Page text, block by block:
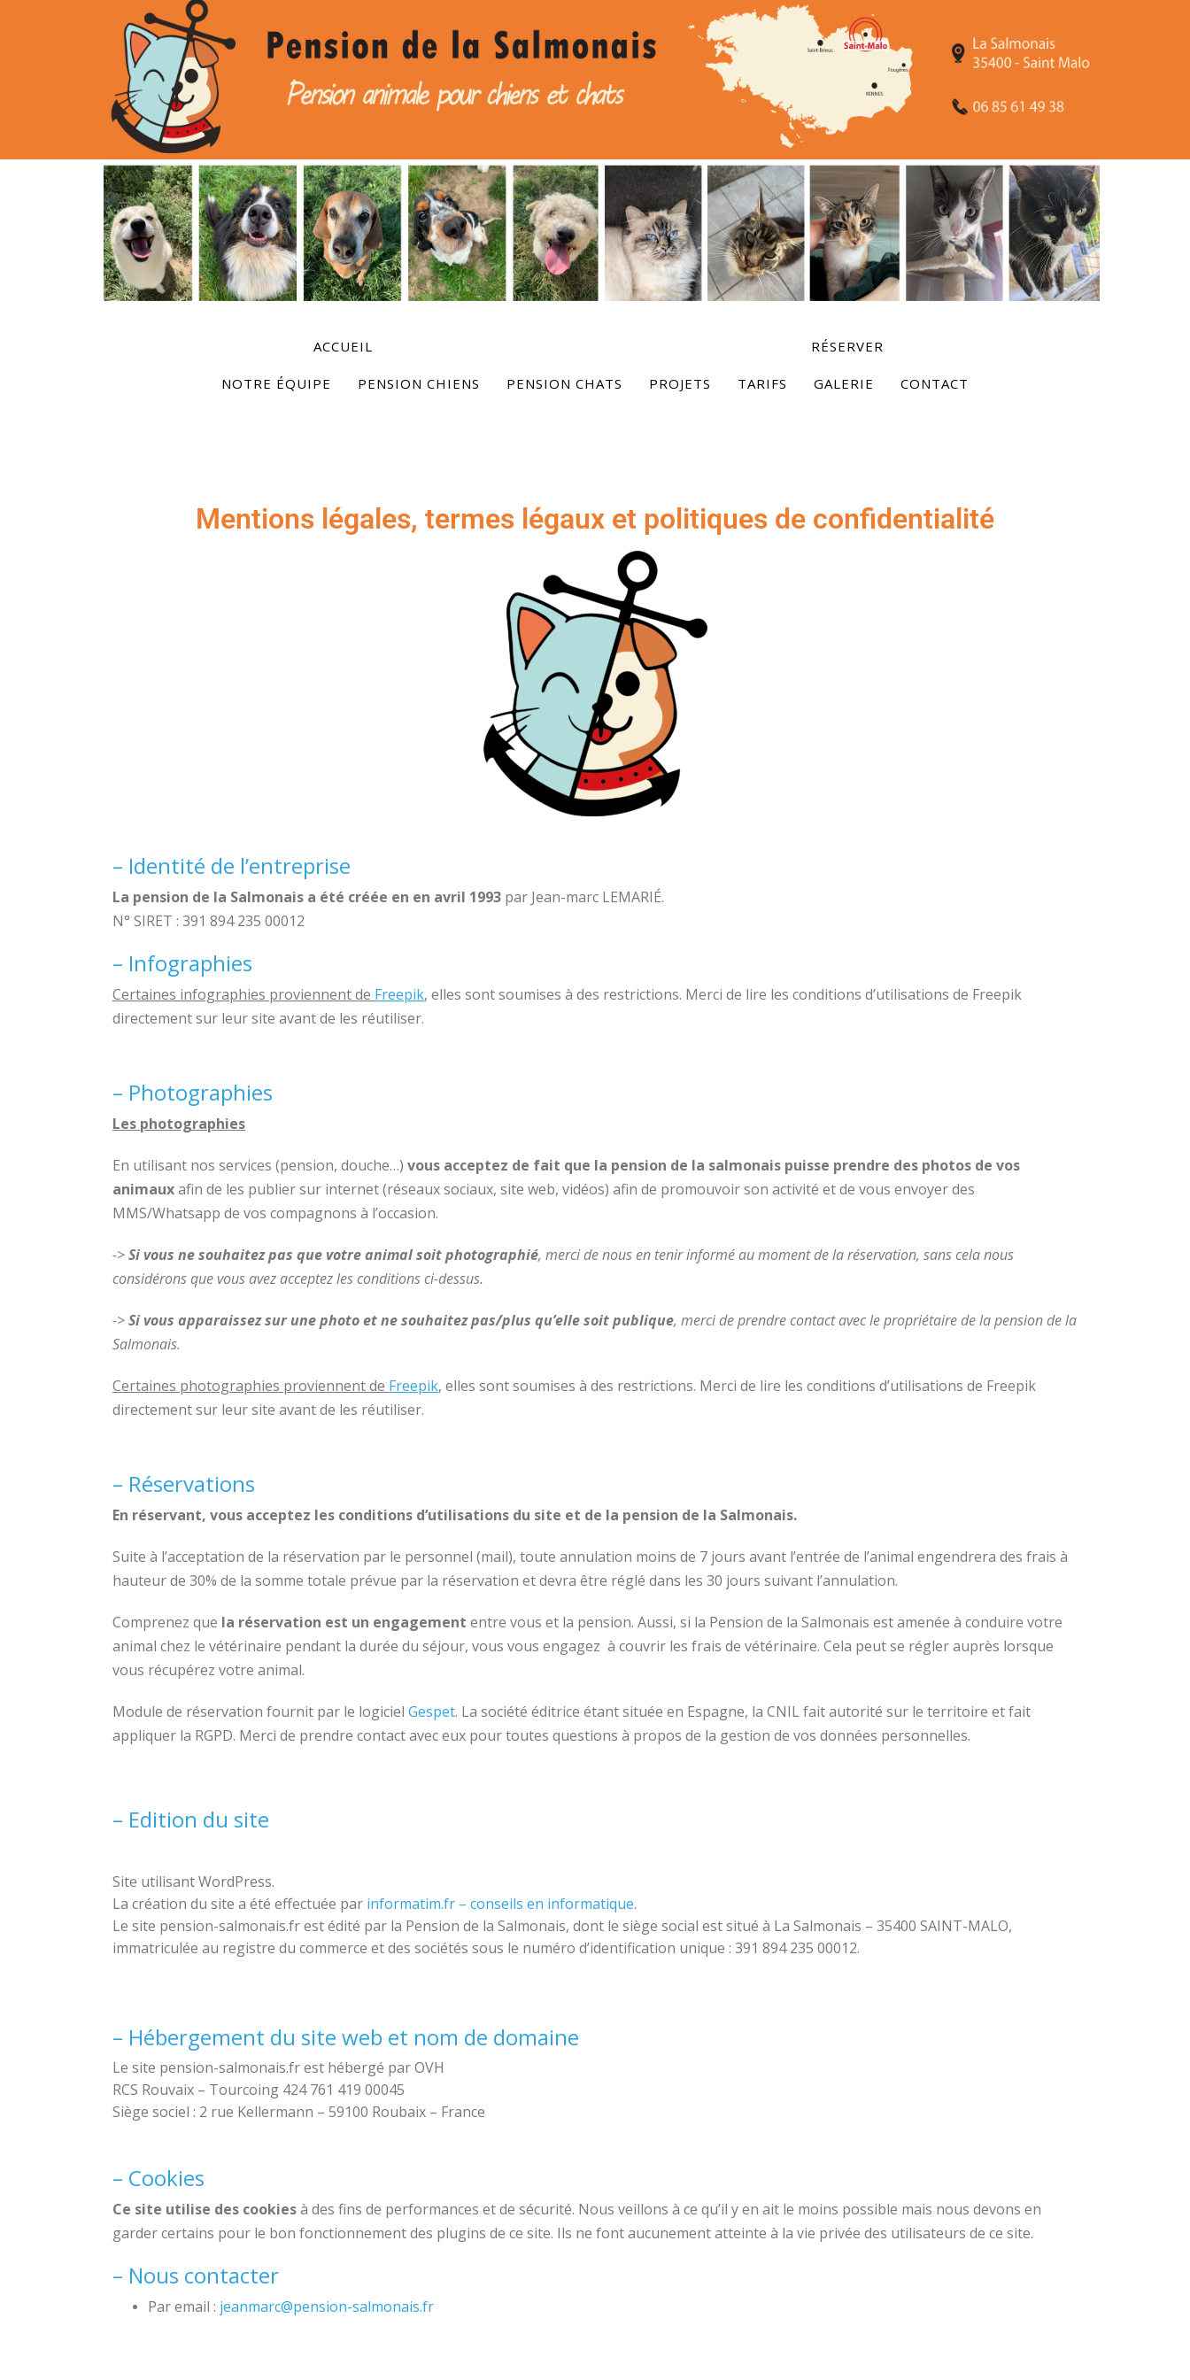
ACCUEIL RÉSERVER
NOTRE ÉQUIPE PENSION CHIENS PENSION CHATS PROJETS TARIFS GALERIE CONTACT
Mentions légales, termes légaux et politiques de confidentialité
– Identité de l’entreprise
La pension de la Salmonais a été créée en en avril 1993 par Jean-marc LEMARIÉ.
N° SIRET : 391 894 235 00012
– Infographies
Certaines infographies proviennent de Freepik, elles sont soumises à des restrictions. Merci de lire les conditions d’utilisations de Freepik
directement sur leur site avant de les réutiliser.
– Photographies
Les photographies
En utilisant nos services (pension, douche…) vous acceptez de fait que la pension de la salmonais puisse prendre des photos de vos
animauxafin de les publier sur internet (réseaux sociaux, site web, vidéos) afin de promouvoir son activité et de vous envoyer des
MMS/Whatsapp de vos compagnons à l’occasion.
->Si vous ne souhaitez pas que votre animal soit photographié, merci de nous en tenir informé au moment de la réservation, sans cela nous
considérons que vous avez acceptez les conditions ci-dessus.
->Si vous apparaissez sur une photo et ne souhaitez pas/plus qu’elle soit publique, merci de prendre contact avec le propriétaire de la pension de la
Salmonais.
Certaines photographies proviennent de Freepik, elles sont soumises à des restrictions. Merci de lire les conditions d’utilisations de Freepik
directement sur leur site avant de les réutiliser.
– Réservations
En réservant, vous acceptez les conditions d’utilisations du site et de la pension de la Salmonais.
Suite à l’acceptation de la réservation par le personnel (mail), toute annulation moins de 7 jours avant l’entrée de l’animal engendrera des frais à
hauteur de 30% de la somme totale prévue par la réservation et devra être réglé dans les 30 jours suivant l’annulation.
Comprenez que la réservation est un engagement entre vous et la pension. Aussi, si la Pension de la Salmonais est amenée à conduire votre
animal chez le vétérinaire pendant la durée du séjour, vous vous engagez à couvrir les frais de vétérinaire. Cela peut se régler auprès lorsque
vous récupérez votre animal.
Module de réservation fournit par le logiciel Gespet. La société éditrice étant située en Espagne, la CNIL fait autorité sur le territoire et fait
appliquer la RGPD. Merci de prendre contact avec eux pour toutes questions à propos de la gestion de vos données personnelles.
– Edition du site
Site utilisant WordPress.
La création du site a été effectuée par informatim.fr – conseils en informatique.
Le site pension-salmonais.fr est édité par la Pension de la Salmonais, dont le siège social est situé à La Salmonais – 35400 SAINT-MALO,
immatriculée au registre du commerce et des sociétés sous le numéro d’identification unique : 391 894 235 00012.
– Hébergement du site web et nom de domaine
Le site pension-salmonais.fr est hébergé par OVH
RCS Rouvaix – Tourcoing 424 761 419 00045
Siège sociel : 2 rue Kellermann – 59100 Roubaix – France
– Cookies
Ce site utilise des cookiesà des fins de performances et de sécurité. Nous veillons à ce qu’il y en ait le moins possible mais nous devons en
garder certains pour le bon fonctionnement des plugins de ce site. Ils ne font aucunement atteinte à la vie privée des utilisateurs de ce site.
– Nous contacter
Par email : jeanmarc@pension-salmonais.fr